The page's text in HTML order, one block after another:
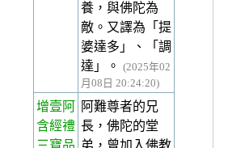
養，與佛陀為
敵。又譯為「提
婆達多」、「調
達」。
(2025年02
月08日 20:24:20)
增壹阿
含經禮
阿難尊者的兄
長，佛陀的堂